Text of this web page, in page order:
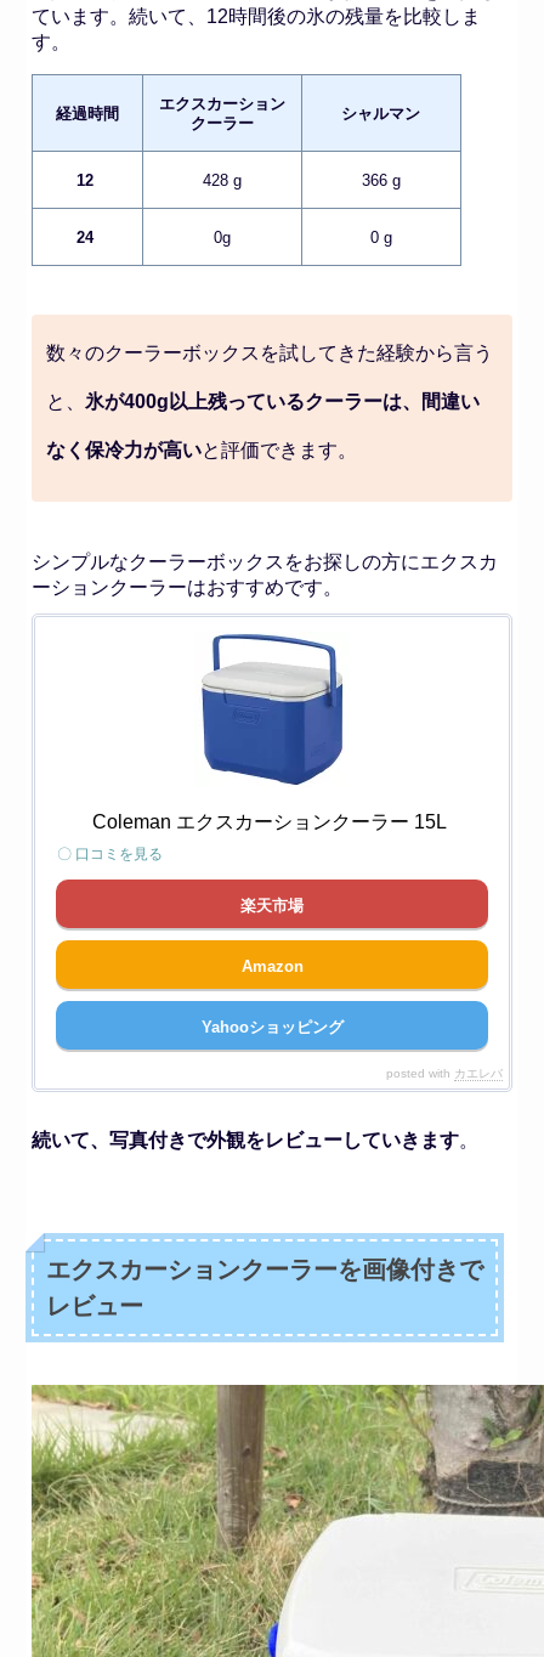
ています。続いて、12時間後の氷の残量を比較しま
す。
経過時間
エクスカーション
クーラー
シャルマン
12 428 g 366 g
24 0g 0 g
数々のクーラーボックスを試してきた経験から言う
と、 氷が400g以上残っているクーラーは、間違い
なく保冷力が高いと評価できます。
シンプルなクーラーボックスをお探しの方にエクスカ
ーションクーラーはおすすめです。
Coleman エクスカーションクーラー 15L
posted with カエレバ
〇 口コミを見る
楽天市場
Amazon
Yahooショッピング
続いて、写真付きで外観をレビューしていきます。
エクスカーションクーラーを画像付きで
レビュー